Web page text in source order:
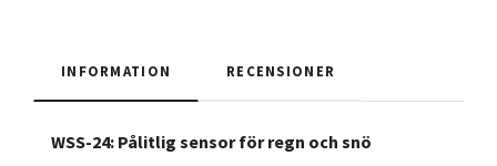
INFORMATION RECENSIONER
WSS-24: Pålitlig sensor för regn och snö